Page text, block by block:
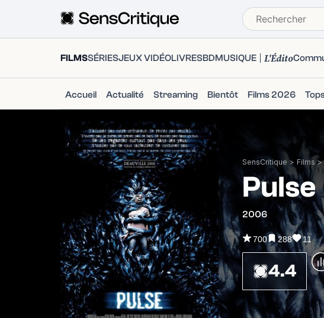
FILMSSÉRIESJEUX VIDÉOLIVRESBDMUSIQUE L'Édito
Accueil Actualité Streaming Bientôt Films 2026
SensCritique > Films >
Pulse
2006
700 288 11
4.4